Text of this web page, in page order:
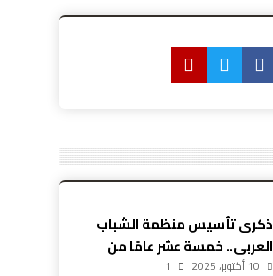
ذكرى تأسيس منظمة الشباب
العربي.. خمسة عشر عامًا من
العطاء والإصرار
10 أكتوبر، 2025 1